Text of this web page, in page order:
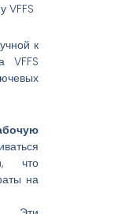
VFFS
к
VFFS
что
на